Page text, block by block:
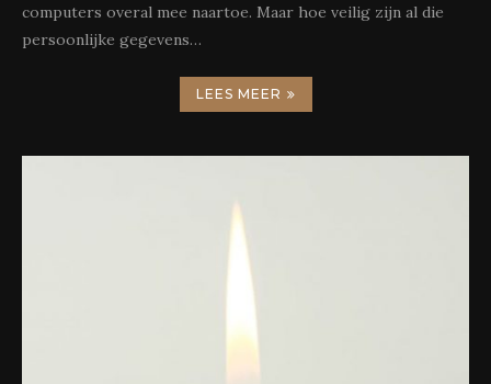
computers overal mee naartoe. Maar hoe veilig zijn al die
persoonlijke gegevens…
LEES MEER